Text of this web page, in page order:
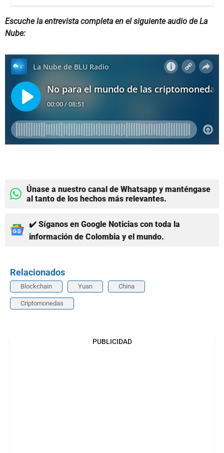
Escuche la entrevista completa en el siguiente audio de La
Nube:
Únase a nuestro canal de Whatsapp y manténgase
al tanto de los hechos más relevantes.
✔️ Síganos en Google Noticias con toda la
información de Colombia y el mundo.
Relacionados
Blockchain Yuan China
Criptomonedas
PUBLICIDAD